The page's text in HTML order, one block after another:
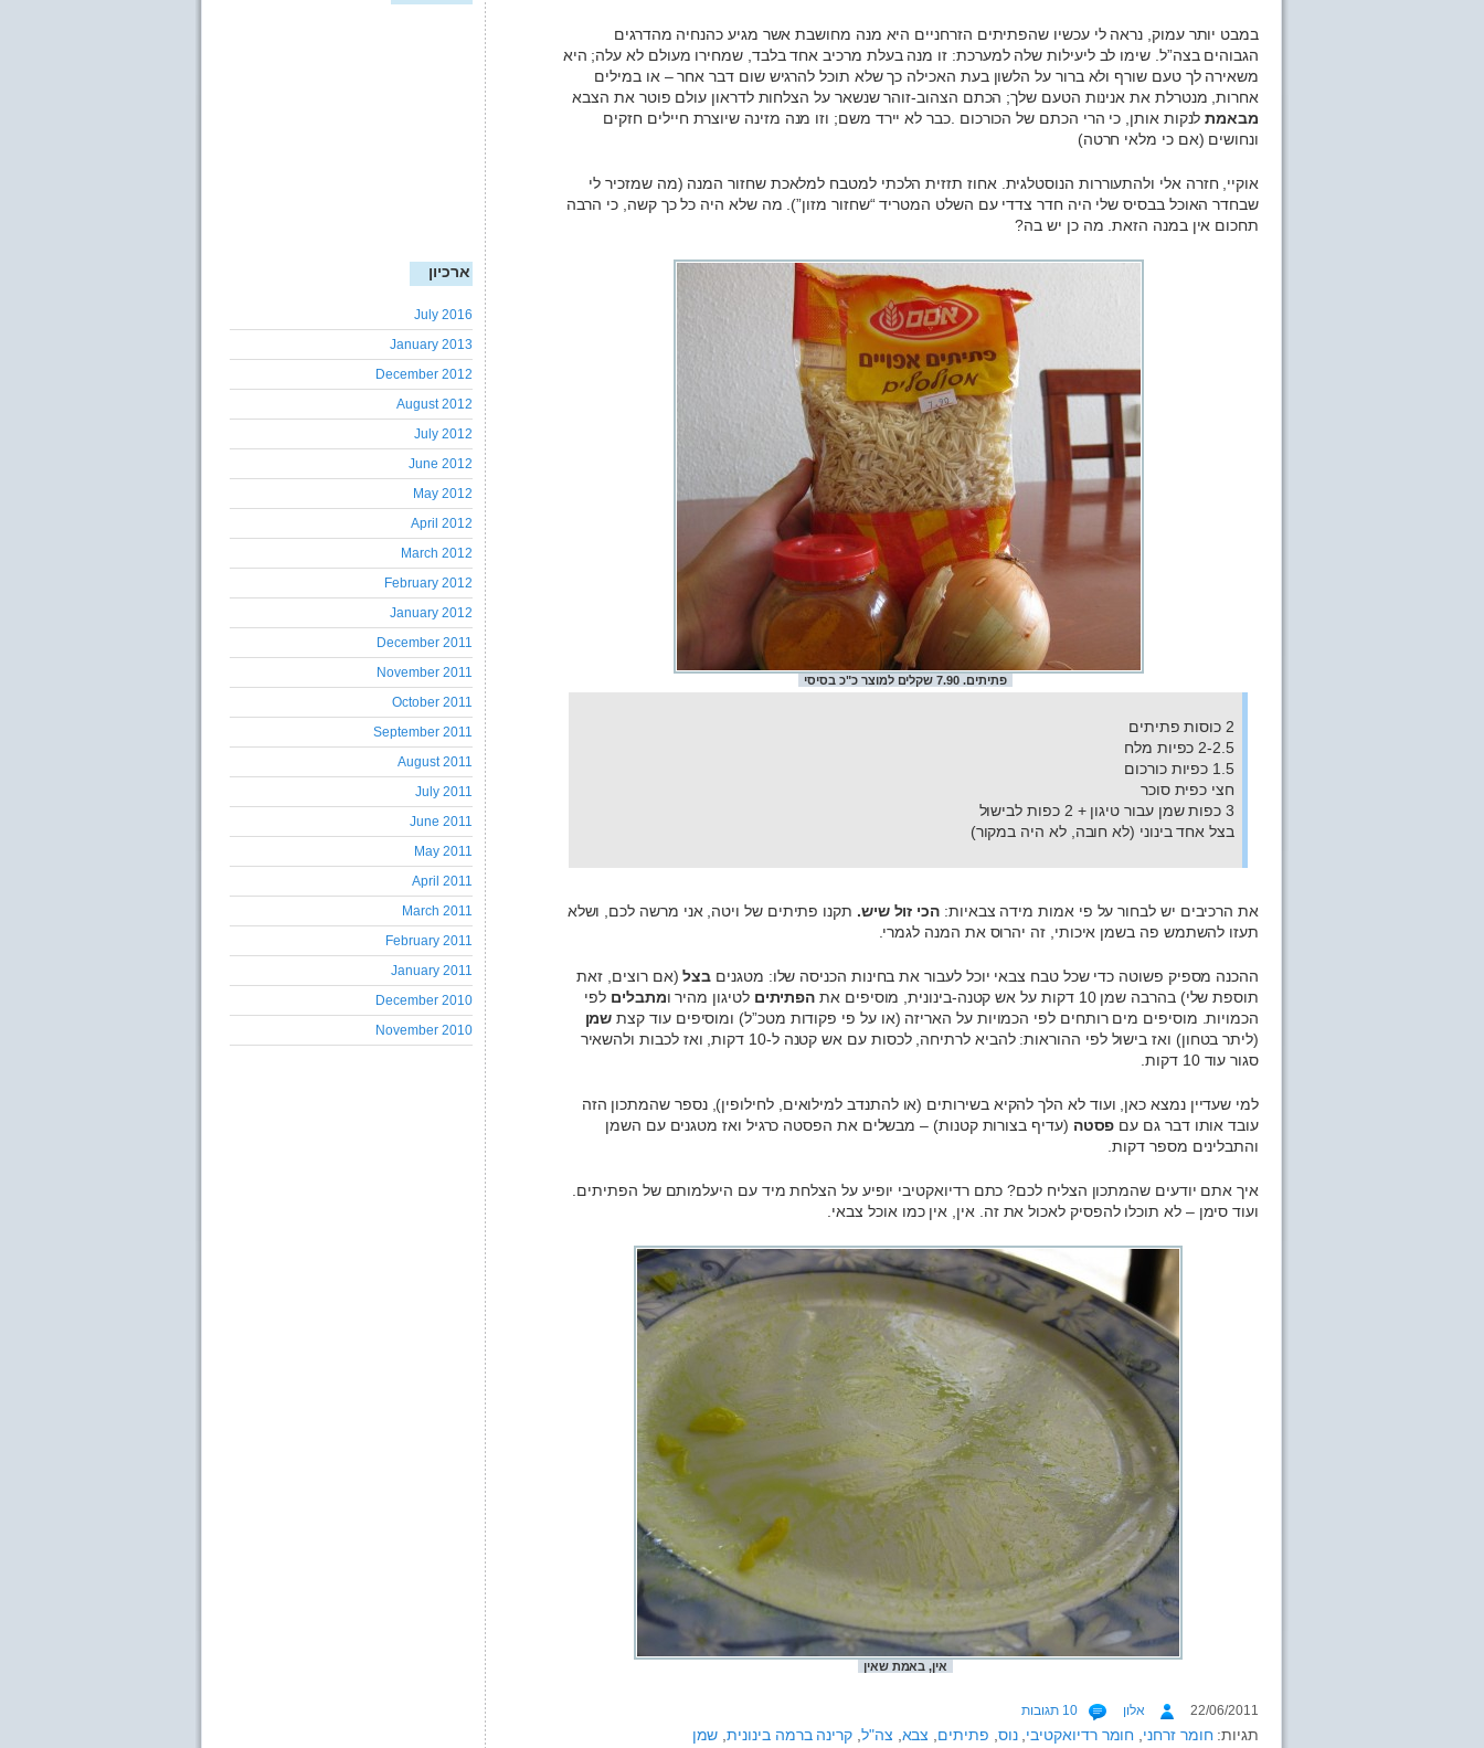
במבט יותר עמוק, נראה לי עכשיו שהפתיתים הזרחניים היא מנה מחושבת אשר מגיע כהנחיה מהדרגים
הגבוהים בצה”ל. שימו לב ליעילות שלה למערכת: זו מנה בעלת מרכיב אחד בלבד, שמחירו מעולם לא עלה; היא
משאירה לך טעם שורף ולא ברור על הלשון בעת האכילה כך שלא תוכל להרגיש שום דבר אחר – או במילים
אחרות, מנטרלת את אנינות הטעם שלך; הכתם הצהוב-זוהר שנשאר על הצלחות לדראון עולם פוטר את הצבא
מבאמתלנקות אותן, כי הרי הכתם של הכורכום .כבר לא יירד משם; וזו מנה מזינה שיוצרת חיילים חזקים
ונחושים (אם כי מלאי חרטה)
אוקיי, חזרה אלי ולהתעוררות הנוסטלגית. אחוז תזזית הלכתי למטבח למלאכת שחזור המנה (מה שמזכיר לי
שבחדר האוכל בבסיס שלי היה חדר צדדי עם השלט המטריד “שחזור מזון”). מה שלא היה כל כך קשה, כי הרבה
תחכום אין במנה הזאת. מה כן יש בה?
פתיתים. 7.90 שקלים למוצר כ"כ בסיסי
2 כוסות פתיתים
2-2.5 כפיות מלח
1.5 כפיות כורכום
חצי כפית סוכר
3 כפות שמן עבור טיגון + 2 כפות לבישול
בצל אחד בינוני (לא חובה, לא היה במקור)
את הרכיבים יש לבחור על פי אמות מידה צבאיות: הכי זול שיש. תקנו פתיתים של ויטה, אני מרשה לכם, ושלא
תעזו להשתמש פה בשמן איכותי, זה יהרוס את המנה לגמרי.
ההכנה מספיק פשוטה כדי שכל טבח צבאי יוכל לעבור את בחינות הכניסה שלו: מטגנים בצל (אם רוצים, זאת
תוספת שלי) בהרבה שמן 10 דקות על אש קטנה-בינונית, מוסיפים את
הפתיתיםלטיגון מהיר ומתבלים לפי
הכמויות. מוסיפים מים רותחים לפי הכמויות על האריזה (או על פי פקודות מטכ”ל) ומוסיפים עוד קצת שמן
(ליתר בטחון) ואז בישול לפי ההוראות: להביא לרתיחה, לכסות עם אש קטנה ל-10 דקות, ואז לכבות ולהשאיר
סגור עוד 10 דקות.
למי שעדיין נמצא כאן, ועוד לא הלך להקיא בשירותים (או להתנדב למילואים, לחילופין), נספר שהמתכון הזה
עובד אותו דבר גם עם פסטה (עדיף בצורות קטנות) – מבשלים את הפסטה כרגיל ואז מטגנים עם השמן
והתבלינים מספר דקות.
איך אתם יודעים שהמתכון הצליח לכם? כתם רדיואקטיבי יופיע על הצלחת מיד עם היעלמותם של הפתיתים.
ועוד סימן – לא תוכלו להפסיק לאכול את זה. אין, אין כמו אוכל צבאי.
אין, באמת שאין
22/06/2011 אלון 10 תגובות
תגיות: חומר זרחני חומר רדיואקטיבי ,נוס פתיתים צבא צה"ל קרינה ברמה בינונית, שמן
ארכיון
July 2016
January 2013
December 2012
August 2012
July 2012
June 2012
May 2012
April 2012
March 2012
February 2012
January 2012
December 2011
November 2011
October 2011
September 2011
August 2011
July 2011
June 2011
May 2011
April 2011
March 2011
February 2011
January 2011
December 2010
November 2010